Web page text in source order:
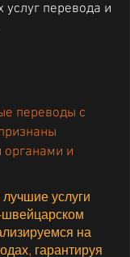
перевода и
переводы с
органами и
услуги
на
гарантируя